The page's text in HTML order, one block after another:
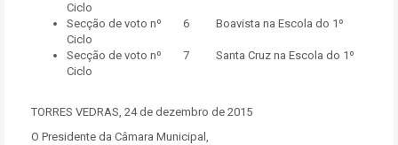
Ciclo
Secção de voto nº 6 Boavista na Escola do 1º
Ciclo
Secção de voto nº 7 Santa Cruz na Escola do 1º
Ciclo
TORRES VEDRAS, 24 de dezembro de 2015
O Presidente da Câmara Municipal,